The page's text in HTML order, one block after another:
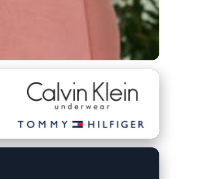
pro 3.